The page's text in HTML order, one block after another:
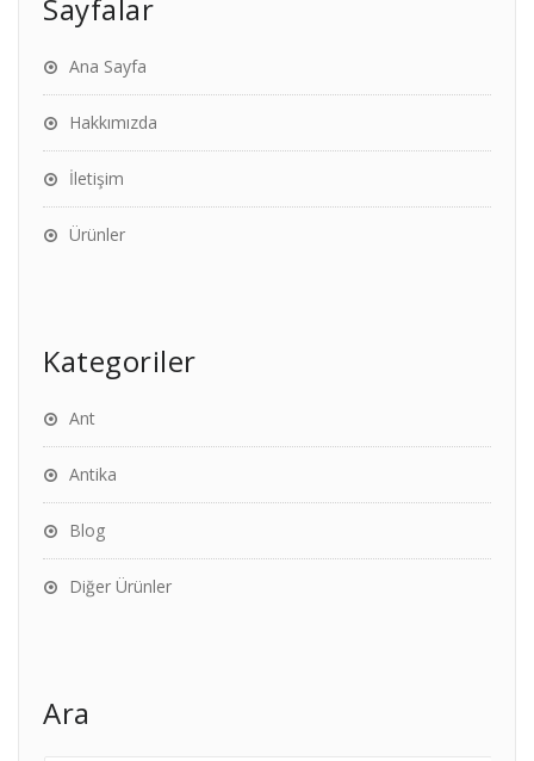
Sayfalar
Ana Sayfa
Hakkımızda
İletişim
Ürünler
Kategoriler
Ant
Antika
Blog
Diğer Ürünler
Ara